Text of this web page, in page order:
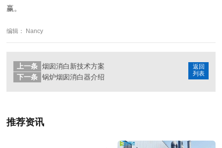
赢。
编辑： Nancy
返回
列表
上一条 烟囱消白新技术方案
下一条 锅炉烟囱消白器介绍
推荐资讯